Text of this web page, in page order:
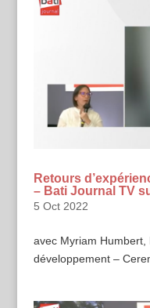
Retours
– Bati Journal TV
5 Oct 2022
avec Myriam
développement –